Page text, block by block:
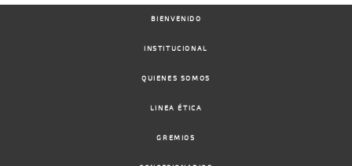
BIENVENIDO
INSTITUCIONAL
QUIENES SOMOS
LINEA ÉTICA
GREMIOS